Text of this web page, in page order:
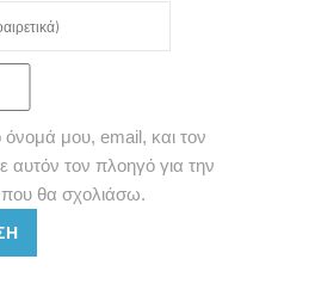
μου, email, και τον
αυτόν τον πλοηγό για την
θα σχολιάσω.